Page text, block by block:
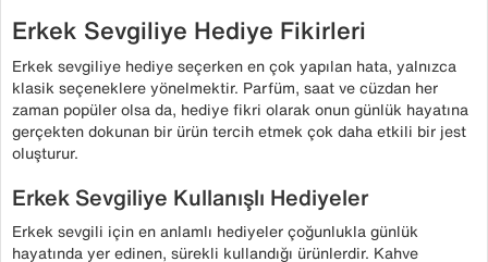
Erkek Sevgiliye Hediye Fikirleri
Erkek sevgiliye hediye seçerken en çok yapılan hata, yalnızca
klasik seçeneklere yönelmektir. Parfüm, saat ve cüzdan her
zaman popüler olsa da, hediye fikri olarak onun günlük hayatına
gerçekten dokunan bir ürün tercih etmek çok daha etkili bir jest
oluşturur.
Erkek Sevgiliye Kullanışlı Hediyeler
Erkek sevgili için en anlamlı hediyeler çoğunlukla günlük
hayatında yer edinen, sürekli kullandığı ürünlerdir. Kahve